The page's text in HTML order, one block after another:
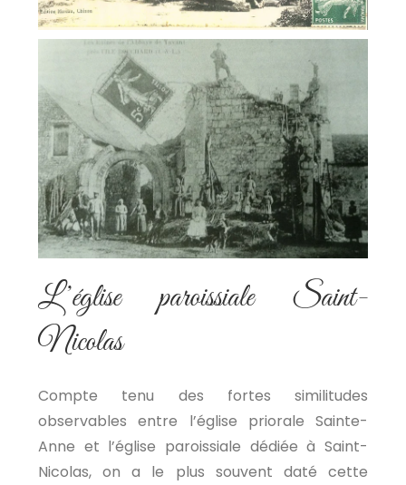
L’église paroissiale Saint-
Nicolas
Compte tenu des fortes similitudes
observables entre l’église priorale Sainte-
Anne et l’église paroissiale dédiée à Saint-
Nicolas, on a le plus souvent daté cette